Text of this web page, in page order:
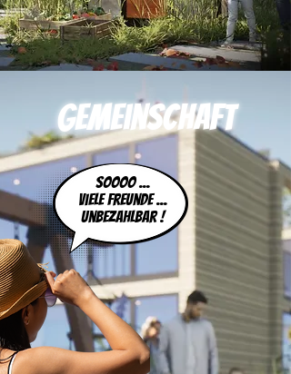
Gemeinschaft
soooo ...
viele freunde ...
unbezahlbar !